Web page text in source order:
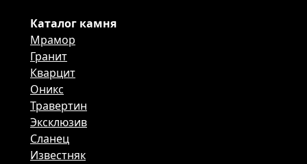
Каталог камня
Мрамор
Гранит
Кварцит
Оникс
Травертин
Эксклюзив
Сланец
Известняк